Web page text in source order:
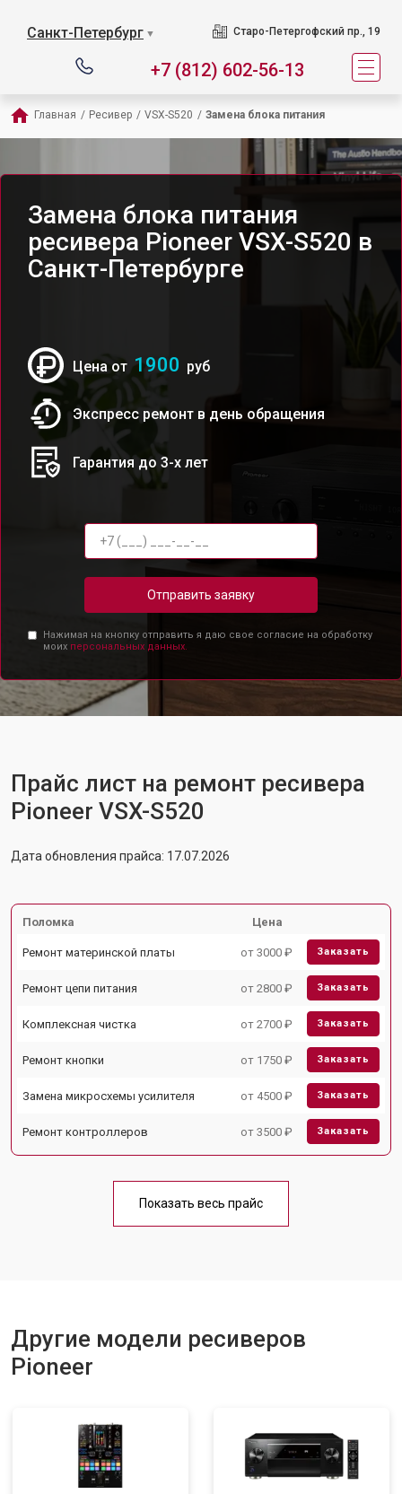
Санкт-Петербург ▼ Старо-Петергофский пр., 19
+7 (812) 602-56-13
Главная / Ресивер / VSX-S520 / Замена блока питания
Замена блока питания
ресивера Pioneer VSX-S520 в
Санкт-Петербурге
Цена от 1900 руб
Экспресс ремонт в день обращения
Гарантия до 3-х лет
Отправить заявку
Нажимая на кнопку отправить я даю свое согласие на обработку
моих персональных данных.
Прайс лист на ремонт ресивера
Pioneer VSX-S520
Дата обновления прайса: 17.07.2026
Поломка Цена
Ремонт материнской платы от 3000 ₽ Заказать
Ремонт цепи питания от 2800 ₽ Заказать
Комплексная чистка от 2700 ₽ Заказать
Ремонт кнопки от 1750 ₽ Заказать
Замена микросхемы усилителя от 4500 ₽ Заказать
Ремонт контроллеров от 3500 ₽ Заказать
Показать весь прайс
Другие модели ресиверов
Pioneer